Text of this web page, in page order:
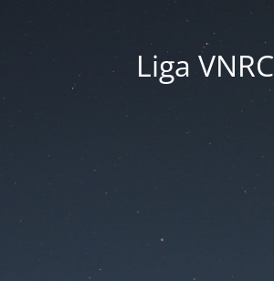
Liga VNRC